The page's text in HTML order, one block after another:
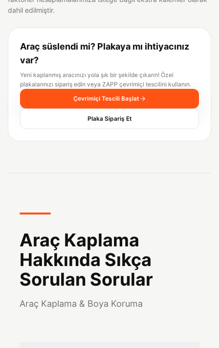
dahil edilmiştir.
Araç süslendi mi? Plakaya mı ihtiyacınız
var?
Yeni kaplanmış aracınızı yola şık bir şekilde çıkarın! Özel
plakalarınızı sipariş edin veya ZAPP çevrimiçi tescilini kullanın.
Çevrimiçi Tescili Başlat
Plaka Sipariş Et
Araç Kaplama
Hakkında Sıkça
Sorulan Sorular
Araç Kaplama & Boya Koruma